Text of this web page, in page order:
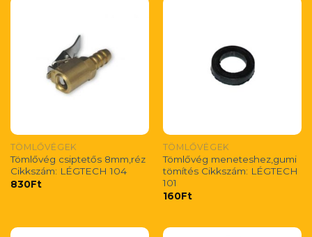
TÖMLŐVÉGEK
Tömlővég csiptetős 8mm,réz
Cikkszám: LÉGTECH 104
830Ft
TÖMLŐVÉGEK
Tömlővég meneteshez,gumi
tömítés Cikkszám: LÉGTECH
101
160Ft